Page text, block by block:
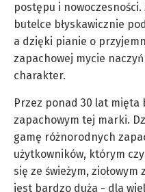
postępu i
butelce błyskawicznie
a dzięki pianie o
zapachowej mycie
charakter.
Przez ponad 30 lat mięta
zapachowym tej marki.
gamę różnorodnych
użytkowników, którym
się ze świeżym,
jest bardzo duża - dla